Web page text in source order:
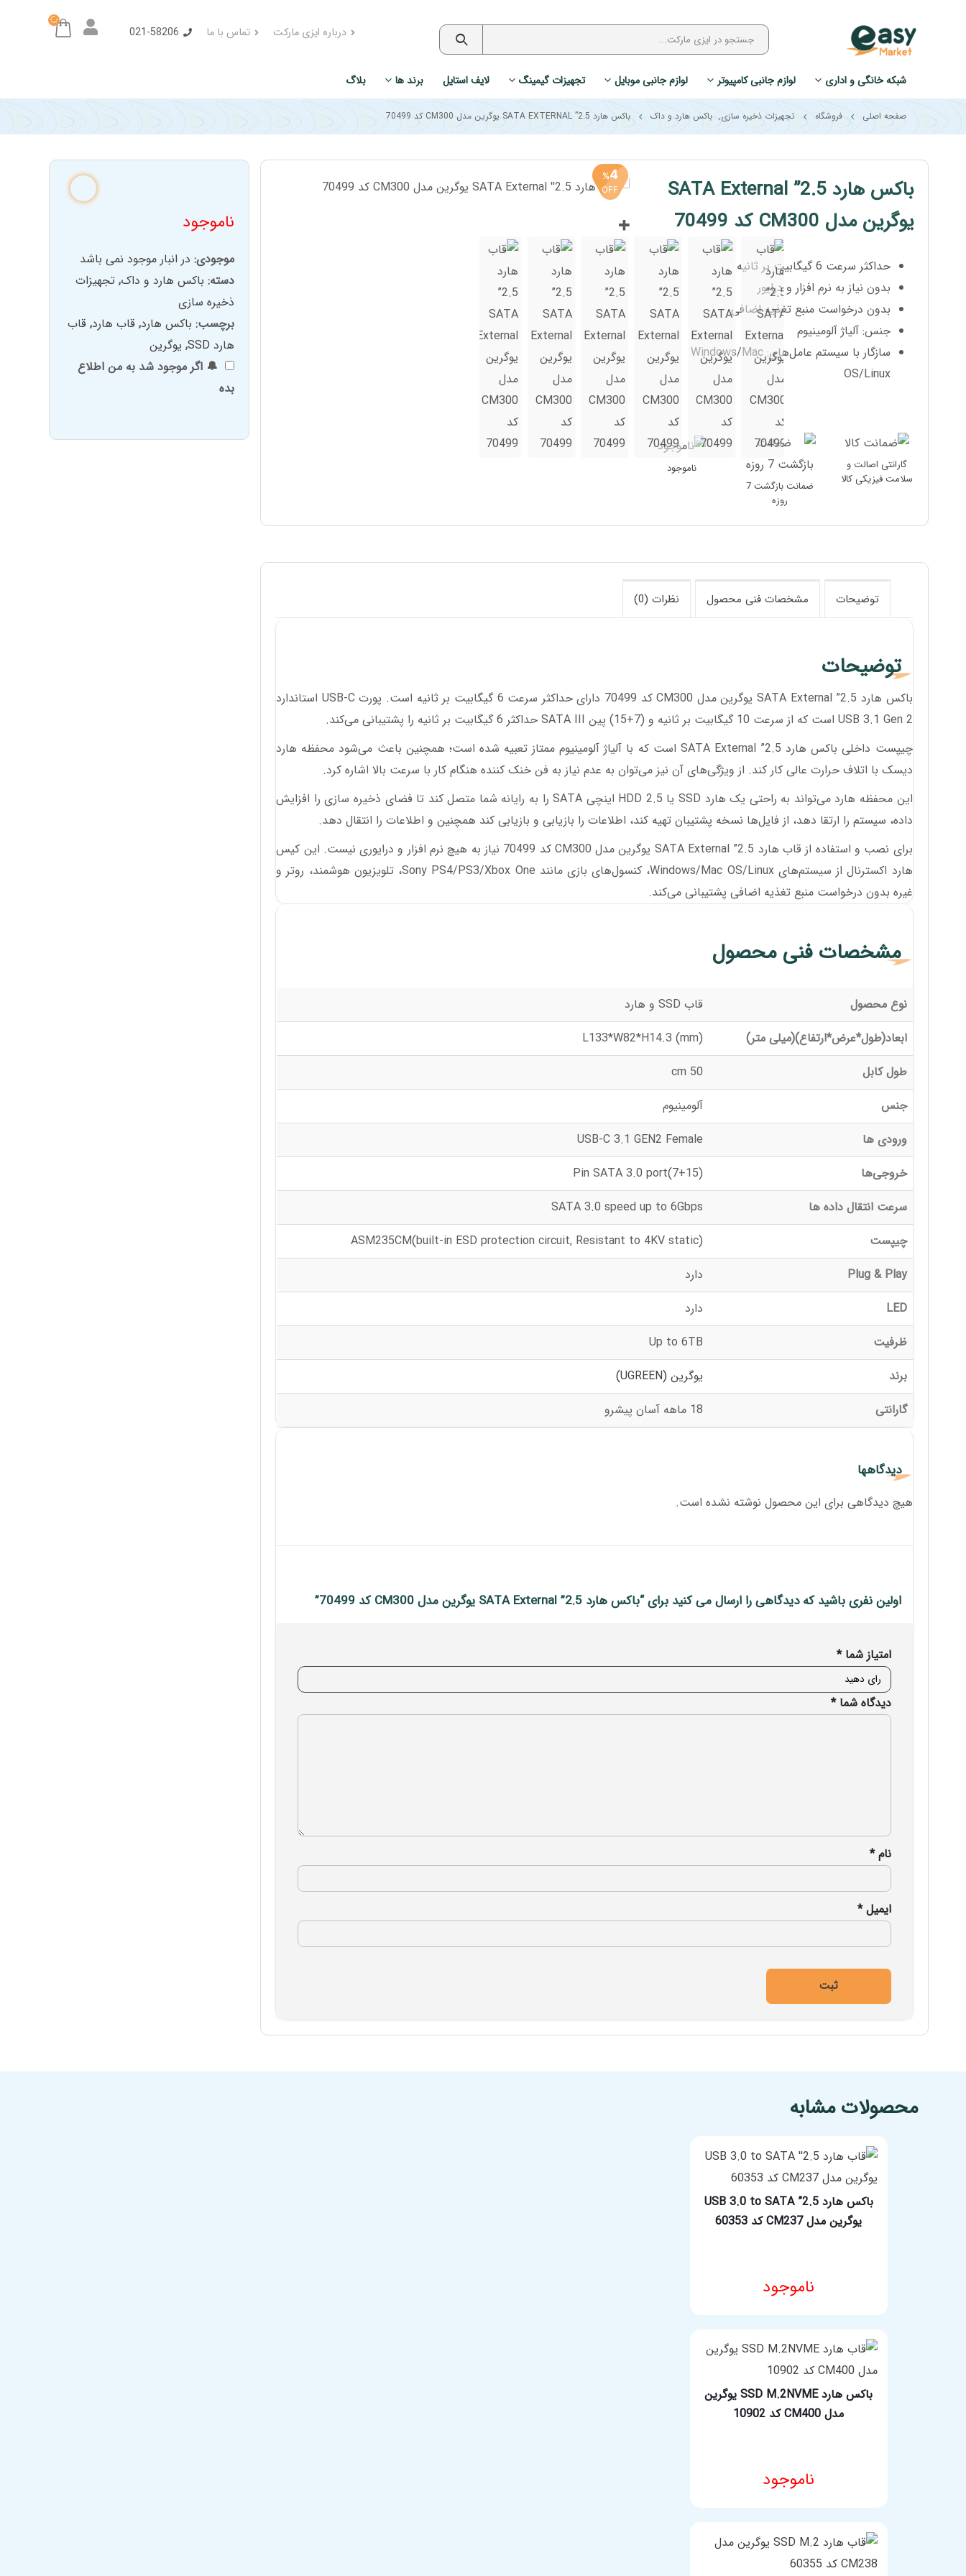
درباره ایزی مارکت تماس با ما 021-58206
شبکه خانگی و اداری لوازم جانبی کامپیوتر لوازم جانبی موبایل تجهیزات گیمینگ لایف استایل برند ها بلاگ
صفحه اصلی فروشگاه تجهیزات ذخیره سازی, باکس هارد و داک باکس هارد 2.5” SATA EXTERNAL یوگرین مدل CM300 کد 70499
باکس هارد 2.5” SATA External
یوگرین مدل CM300 کد 70499
حداکثر سرعت 6 گیگابیت بر ثانیه
بدون نیاز به نرم افزار و درایور
بدون درخواست منبع تغذیه اضافی
جنس: آلیاژ آلومینیوم
سازگار با سیستم عامل‌های: Windows/Mac
OS/Linux
گارانتی اصالت و
سلامت فیزیکی کالا
ضمانت بازگشت 7
روزه
ناموجود
4
%
OFF
ناموجود
موجودی: در انبار موجود نمی باشد
دسته: باکس هارد و داک, تجهیزات
ذخیره سازی
برچسب: باکس هارد, قاب هارد, قاب
هارد SSD
, یوگرین
🔔 اگر موجود شد به من اطلاع
بده
توضیحات مشخصات فنی محصول نظرات (0)
توضیحات
باکس هارد 2.5” SATA External یوگرین مدل CM300 کد 70499 دارای حداکثر سرعت 6 گیگابیت بر ثانیه است. پورت USB-C استاندارد
USB 3.1 Gen 2 است که از سرعت 10 گیگابیت بر ثانیه و (7+15) پین SATA III حداکثر 6 گیگابیت بر ثانیه را پشتیبانی می‌کند.
چیپست داخلی باکس هارد 2.5” SATA External است که با آلیاژ آلومینیوم ممتاز تعبیه شده است؛ همچنین باعث می‌شود محفظه هارد
دیسک با اتلاف حرارت عالی کار کند. از ویژگی‌های آن نیز می‌توان به عدم نیاز به فن خنک کننده هنگام کار با سرعت بالا اشاره کرد.
این محفظه هارد می‌تواند به راحتی یک هارد SSD یا HDD 2.5 اینچی SATA را به رایانه شما متصل کند تا فضای ذخیره سازی را افزایش
داده، سیستم را ارتقا دهد، از فایل‌ها نسخه پشتیبان تهیه کند، اطلاعات را بازیابی و بازیابی کند همچنین و اطلاعات را انتقال دهد.
برای نصب و استفاده از قاب هارد 2.5” SATA External یوگرین مدل CM300 کد 70499 نیاز به هیچ نرم افزار و درایوری نیست. این کیس
هارد اکسترنال از سیستم‌های Windows/Mac OS/Linux، کنسول‌های بازی مانند Sony PS4/PS3/Xbox One، تلویزیون هوشمند، روتر و
غیره بدون درخواست منبع تغذیه اضافی پشتیبانی می‌کند.
مشخصات فنی محصول
نوع محصول
قاب SSD و هارد
ابعاد(طول*عرض*ارتفاع)(میلی متر)
L133*W82*H14.3 (mm)
طول کابل
50 cm
جنس
آلومینیوم
ورودی ها
USB-C 3.1 GEN2 Female
خروجی‌ها
(7+15)Pin SATA 3.0 port
سرعت انتقال داده ها
SATA 3.0 speed up to 6Gbps
چیپست
ASM235CM(built-in ESD protection circuit, Resistant to 4KV static)
Plug & Play
دارد
LED
دارد
ظرفیت
Up to 6TB
برند
یوگرین (UGREEN)
گارانتی
18 ماهه آسان پیشرو
دیدگاهها
هیچ دیدگاهی برای این محصول نوشته نشده است.
اولین نفری باشید که دیدگاهی را ارسال می کنید برای “باکس هارد 2.5” SATA External یوگرین مدل CM300 کد 70499”
امتیاز شما*
دیدگاه شما*
نام*
ایمیل*
محصولات مشابه
باکس هارد 2.5” USB 3.0 to SATA
یوگرین مدل CM237 کد 60353
ناموجود
مشخصات فنی محصول
باکس هارد SSD M.2NVME یوگرین
مدل CM400 کد 10902
ناموجود
مشخصات فنی محصول